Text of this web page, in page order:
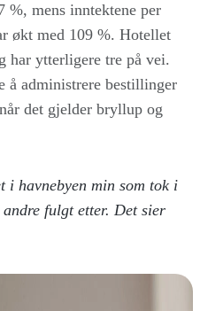
%, mens inntektene per
økt med 109 %. Hotellet
har ytterligere tre på vei.
å administrere bestillinger
det gjelder bryllup og
i havnebyen min som tok i
fulgt etter. Det sier